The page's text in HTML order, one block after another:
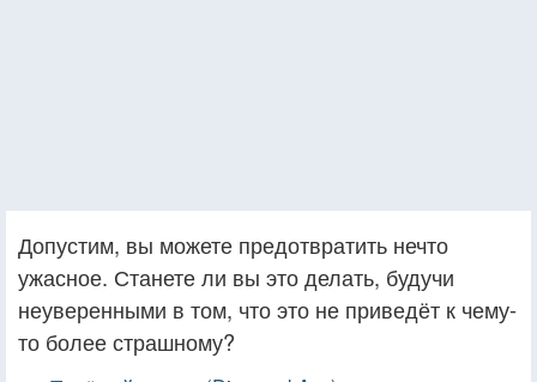
Допустим, вы можете предотвратить нечто
ужасное. Станете ли вы это делать, будучи
неуверенными в том, что это не приведёт к чему-
то более страшному?